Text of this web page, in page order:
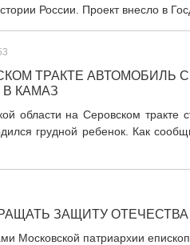
России. Проект внесло в
ТРАКТЕ АВТОМОБИЛЬ
КАМАЗ
области на Серовском
грудной ребенок. Как
ЗАЩИТУ
Московской патриархии